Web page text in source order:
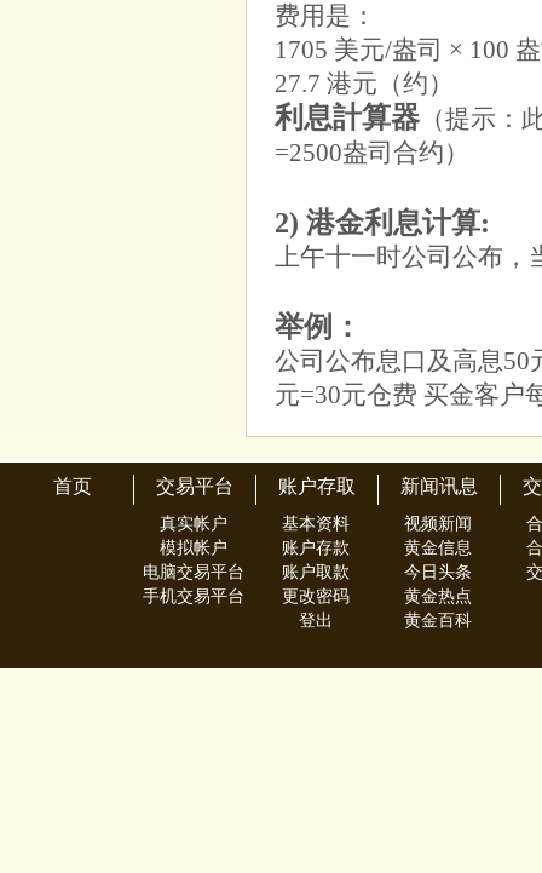
费用是：
1705 美元/盎司 × 100
27.7 港元（约）
利息計算器（提示：
=2500盎司合约）
2) 港金利息计算:
上午十一时公司公布，
举例：
公司公布息口及高息50
元=30元仓费 买金客户
首页 交易平台
真实帐户
模拟帐户
电脑交易平台
手机交易平台
账户存取
基本资料
账户存款
账户取款
更改密码
登出
新闻讯息
视频新闻
黄金信息
今日头条
黄金热点
黄金百科